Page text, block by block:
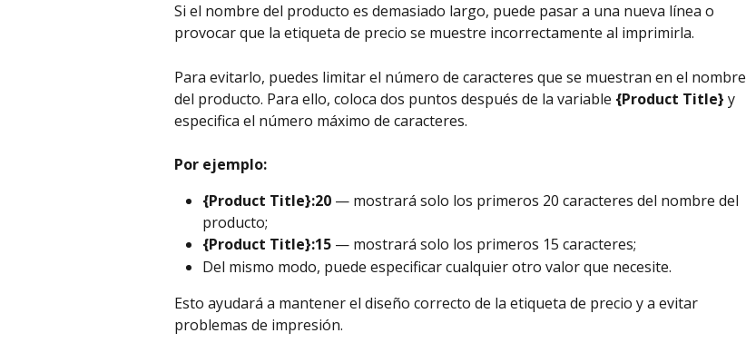
Si el nombre del producto es demasiado largo, puede pasar a una nueva línea o
provocar que la etiqueta de precio se muestre incorrectamente al imprimirla.
Para evitarlo, puedes limitar el número de caracteres que se muestran en el nombre
del producto. Para ello, coloca dos puntos después de la variable {Product Title} y
especifica el número máximo de caracteres.
Por ejemplo:
{Product Title}:20 — mostrará solo los primeros 20 caracteres del nombre del
producto;
{Product Title}:15 — mostrará solo los primeros 15 caracteres;
Del mismo modo, puede especificar cualquier otro valor que necesite.
Esto ayudará a mantener el diseño correcto de la etiqueta de precio y a evitar
problemas de impresión.